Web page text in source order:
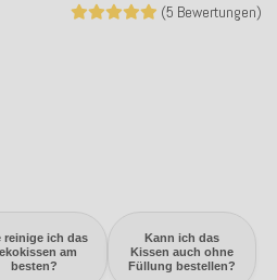
reinige ich das
am
besten?
Kann ich das
Kissen auch ohne
Füllung bestellen?
(5 Bewertungen)